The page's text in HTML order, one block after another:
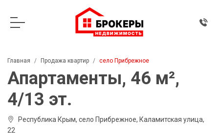
Главная Продажа квартир село Прибрежное
Апартаменты, 46 м²,
4/13 эт.
Республика Крым, село Прибрежное, Каламитская улица,
22